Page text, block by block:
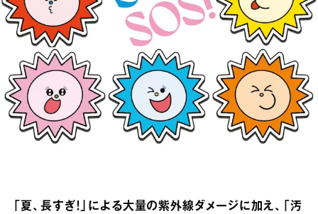
「夏、長すぎ！」による大量の紫外線ダメージに加え、「汚